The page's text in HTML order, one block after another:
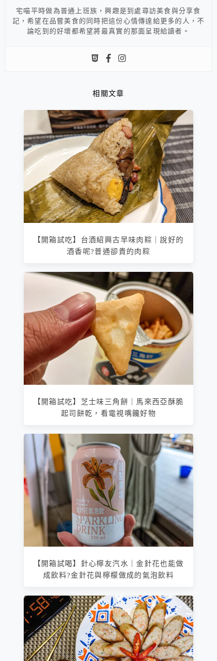
宅喵平時做為普通上班族，興趣是到處尋訪美食與分享食
記，希望在品嘗美食的同時把這份心情傳達給更多的人，不
論吃到的好壞都希望將最真實的那面呈現給讀者。
相關文章
【開箱試吃】台酒紹興古早味肉粽｜說好的
酒香呢?普通卻貴的肉粽
【開箱試吃】芝士味三角餅｜馬來西亞酥脆
起司餅乾，看電視嘴饞好物
【開箱試喝】針心檸友汽水｜金針花也能做
成飲料?金針花與檸檬做成的氣泡飲料